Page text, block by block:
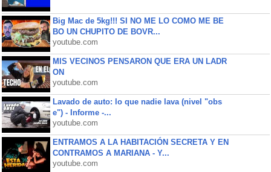
Big Mac de 5kg!!! SI NO ME LO COMO ME BE
BO UN CHUPITO DE BOVR...
youtube.com
MIS VECINOS PENSARON QUE ERA UN LADR
ON
youtube.com
Lavado de auto: lo que nadie lava (nivel "obs
e") - Informe -...
youtube.com
ENTRAMOS A LA HABITACIÓN SECRETA Y EN
CONTRAMOS A MARIANA - Y...
youtube.com